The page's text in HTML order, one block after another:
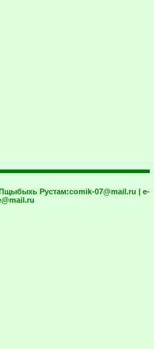
Рустам:comik-07@mail.ru | e-